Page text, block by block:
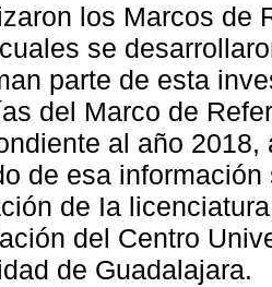
los Marcos de
se
parte de esta
del Marco de
al año
de esa
de Ia
del Centro
de Guadalajara.